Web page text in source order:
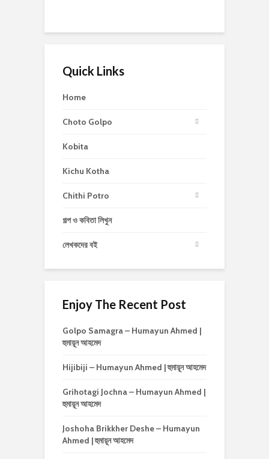
Quick Links
Home
Choto Golpo
Kobita
Kichu Kotha
Chithi Potro
গল্প ও কবিতা লিখুন
লেখকদের বই
Enjoy The Recent Post
Golpo Samagra – Humayun Ahmed |
হুমায়ূন আহমেদ
Hijibiji – Humayun Ahmed | হুমায়ূন আহমেদ
Grihotagi Jochna – Humayun Ahmed |
হুমায়ূন আহমেদ
Joshoha Brikkher Deshe – Humayun
Ahmed | হুমায়ূন আহমেদ